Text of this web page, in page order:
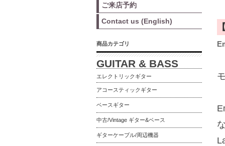
ご来店予約
Contact us (English)
商品カテゴリ
GUITAR & BASS
エレクトリックギター
アコースティックギター
ベースギター
中古/Vintage ギター&ベース
ギターケーブル/周辺機器